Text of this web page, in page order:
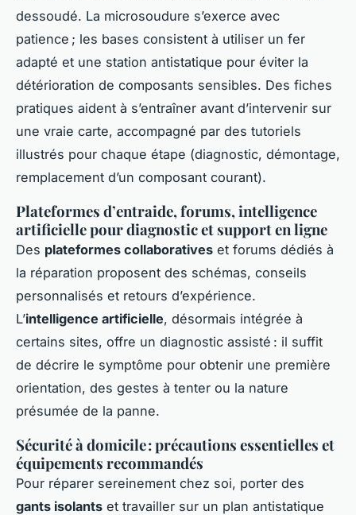
dessoudé. La microsoudure s’exerce avec
patience ; les bases consistent à utiliser un fer
adapté et une station antistatique pour éviter la
détérioration de composants sensibles. Des fiches
pratiques aident à s’entraîner avant d’intervenir sur
une vraie carte, accompagné par des tutoriels
illustrés pour chaque étape (diagnostic, démontage,
remplacement d’un composant courant).
Plateformes d’entraide, forums, intelligence
artificielle pour diagnostic et support en ligne
Des plateformes collaboratives et forums dédiés à
la réparation proposent des schémas, conseils
personnalisés et retours d’expérience.
L’intelligence artificielle, désormais intégrée à
certains sites, offre un diagnostic assisté : il suffit
de décrire le symptôme pour obtenir une première
orientation, des gestes à tenter ou la nature
présumée de la panne.
Sécurité à domicile : précautions essentielles et
équipements recommandés
Pour réparer sereinement chez soi, porter des
gants isolants et travailler sur un plan antistatique